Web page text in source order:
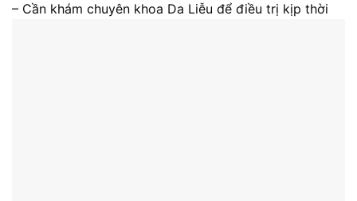
– Cần khám chuyên khoa Da Liễu để điều trị kịp thời